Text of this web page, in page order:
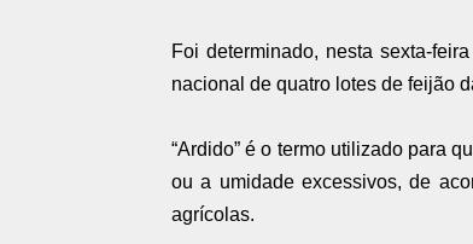
Foi determinado, nesta sexta-
nacional de quatro lotes de feijão
“Ardido” é o termo utilizado para
ou a umidade excessivos, de
agrícolas.